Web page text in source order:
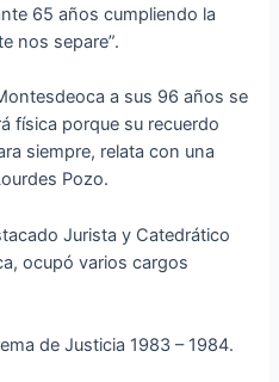
65 años cumpliendo la
nos separe”.
a sus 96 años se
física porque su recuerdo
siempre, relata con una
Pozo.
Jurista y Catedrático
ocupó varios cargos
de Justicia 1983 – 1984.